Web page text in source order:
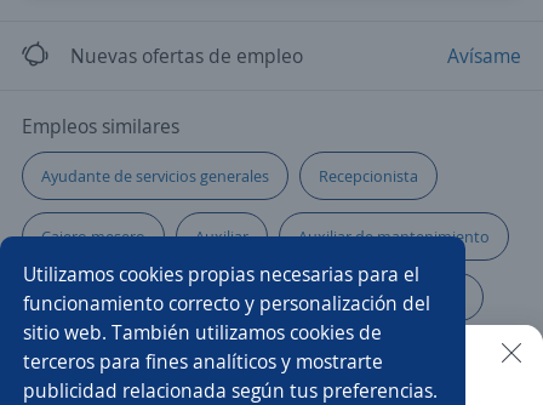
Utilizamos cookies propias necesarias para el
funcionamiento correcto y personalización del
sitio web. También utilizamos cookies de
terceros para fines analíticos y mostrarte
publicidad relacionada según tus preferencias.
Nuevas ofertas de empleo Avísame
Empleos similares
Ayudante de servicios generales Recepcionista
Cajero mesero Auxiliar Auxiliar de mantenimiento
Chef cocinero Ayudante de lavandería Hostess
Mesero garrotero Mesero/a
Buscar es más fácil en la app